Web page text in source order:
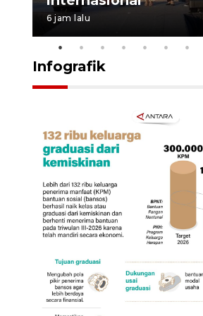
6 jam lalu
Infografik